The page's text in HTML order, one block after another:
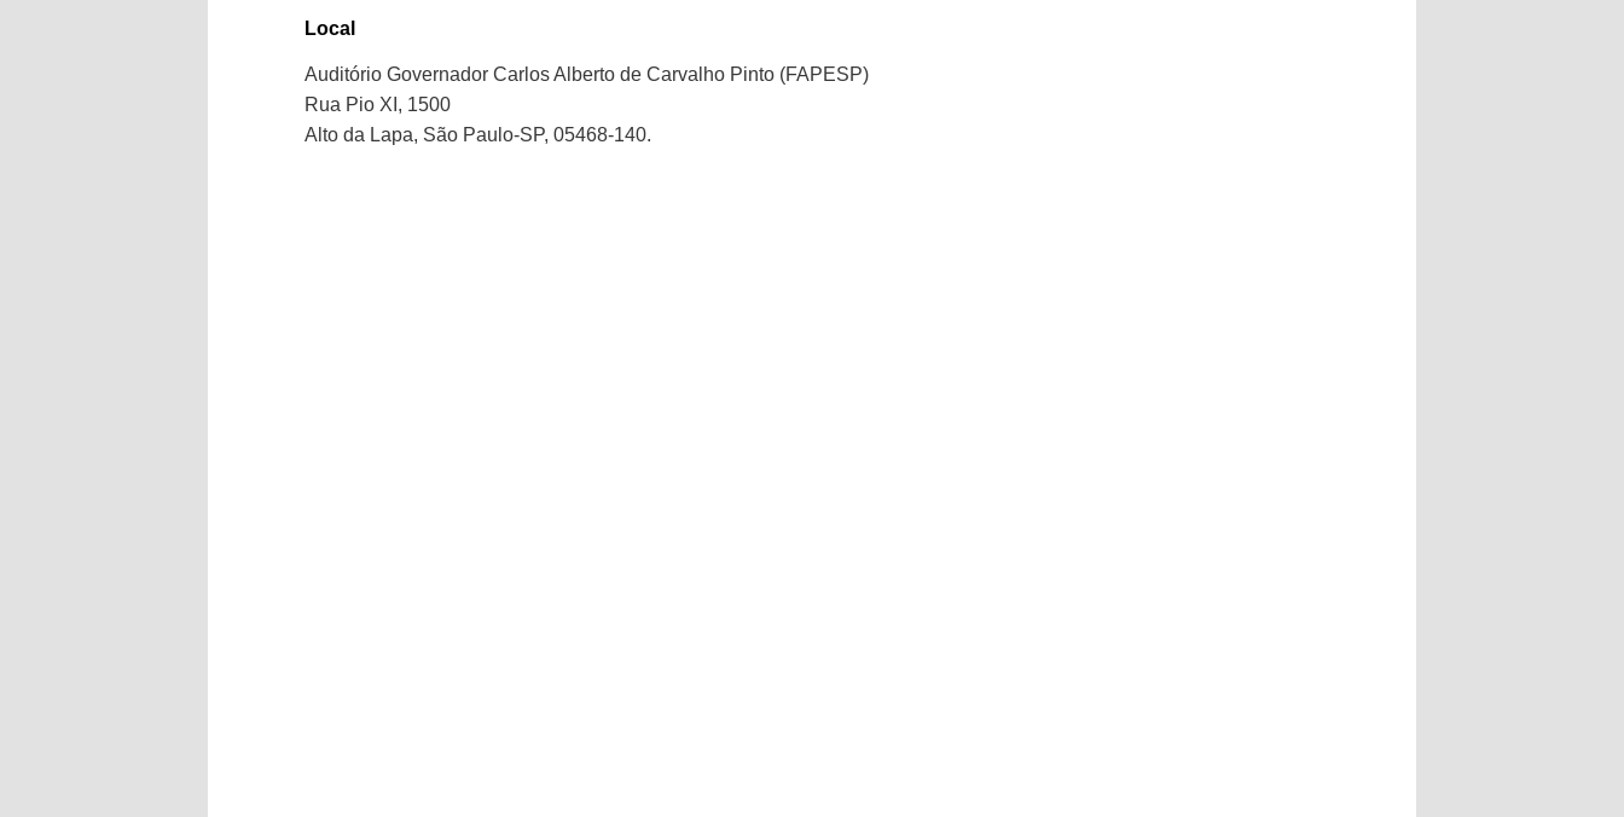
Local
Auditório Governador Carlos Alberto de Carvalho Pinto (FAPESP)
Rua Pio XI, 1500
Alto da Lapa, São Paulo-SP, 05468-140.